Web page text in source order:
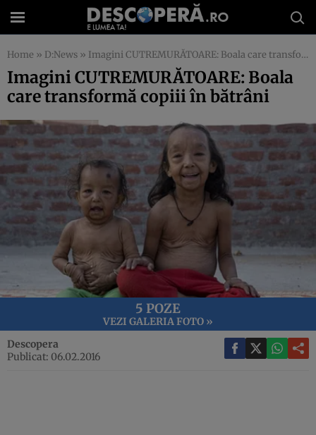
Home » D:News » Imagini CUTREMURĂTOARE: Boala care transformă copiii în bătrâni
Imagini CUTREMURĂTOARE: Boala
care transformă copiii în bătrâni
5 POZE
VEZI GALERIA FOTO »
Descopera
Publicat: 06.02.2016